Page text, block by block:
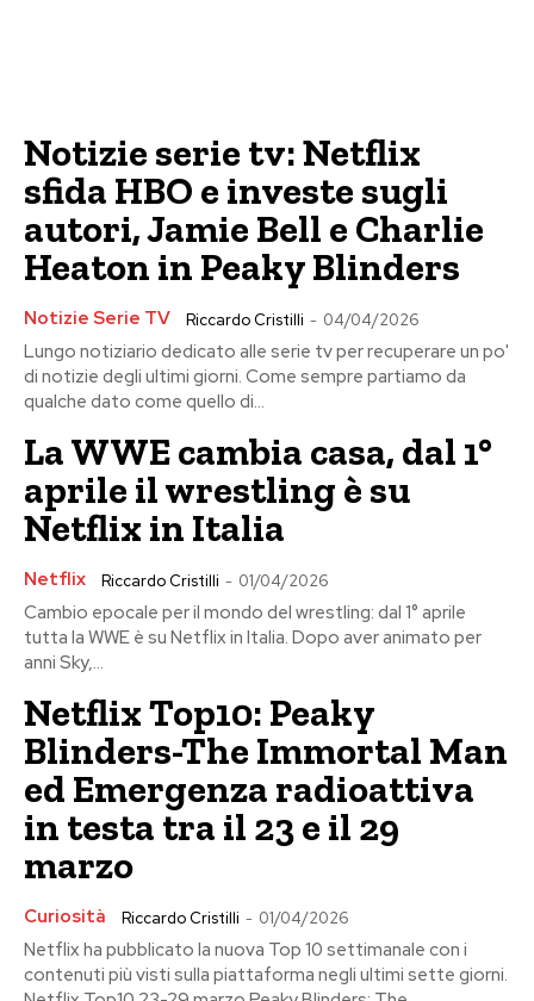
Notizie serie tv: Netflix
sfida HBO e investe sugli
autori, Jamie Bell e Charlie
Heaton in Peaky Blinders
Notizie Serie TV Riccardo Cristilli - 04/04/2026
Lungo notiziario dedicato alle serie tv per recuperare un po'
di notizie degli ultimi giorni. Come sempre partiamo da
qualche dato come quello di...
La WWE cambia casa, dal 1°
aprile il wrestling è su
Netflix in Italia
Netflix Riccardo Cristilli - 01/04/2026
Cambio epocale per il mondo del wrestling: dal 1° aprile
tutta la WWE è su Netflix in Italia. Dopo aver animato per
anni Sky,...
Netflix Top10: Peaky
Blinders-The Immortal Man
ed Emergenza radioattiva
in testa tra il 23 e il 29
marzo
Curiosità Riccardo Cristilli - 01/04/2026
Netflix ha pubblicato la nuova Top 10 settimanale con i
contenuti più visti sulla piattaforma negli ultimi sette giorni.